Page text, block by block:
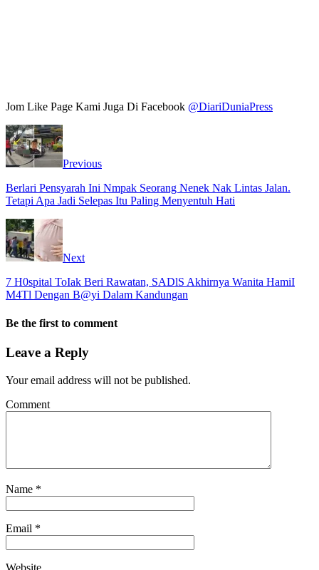
Jom Like Page Kami Juga Di Facebook @DiariDuniaPress
Previous
Berlari Pensyarah Ini Nmpak Seorang Nenek Nak Lintas Jalan.
Tetapi Apa Jadi Selepas Itu Paling Menyentuh Hati
Next
7 H0spital ToIak Beri Rawatan, SADlS Akhirnya Wanita HamiI
M4Tl Dengan B@yi Dalam Kandungan
Be the first to comment
Leave a Reply
Your email address will not be published.
Comment
Name *
Email *
Website